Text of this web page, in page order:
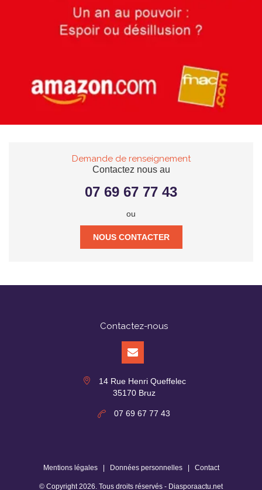
Demande de renseignement
Contactez nous au
07 69 67 77 43
ou
NOUS CONTACTER
Contactez-nous
14 Rue Henri Queffelec
35170 Bruz
07 69 67 77 43
Mentions légales| Données personnelles| Contact
© Copyright 2026 . Tous droits réservés - Diasporaactu.net